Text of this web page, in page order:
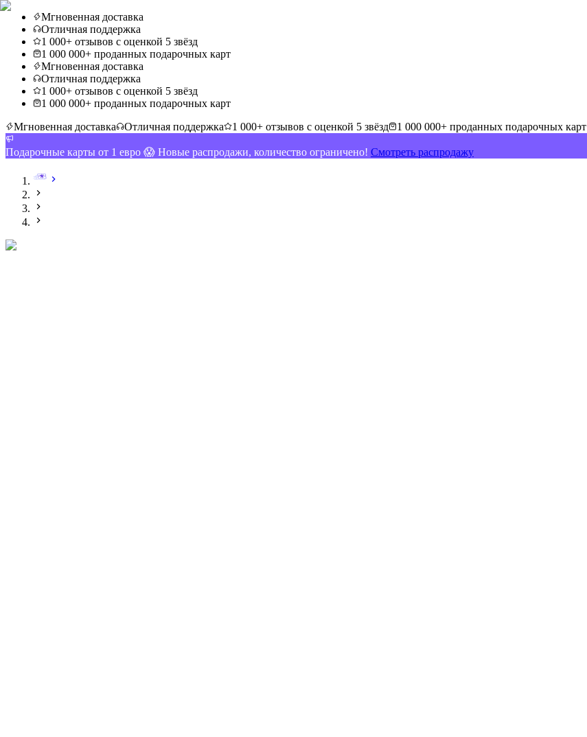
Мгновенная доставка
Отличная поддержка
1 000+ отзывов с оценкой 5 звёзд
1 000 000+ проданных подарочных карт
Мгновенная доставка
Отличная поддержка
1 000+ отзывов с оценкой 5 звёзд
1 000 000+ проданных подарочных карт
Мгновенная доставка
Отличная поддержка 1 000+ отзывов с оценкой 5 звёзд 1 000 000+ проданных подарочных карт
Подарочные карты от 1 евро 😱 Новые распродажи, количество ограничено! Смотреть распродажу